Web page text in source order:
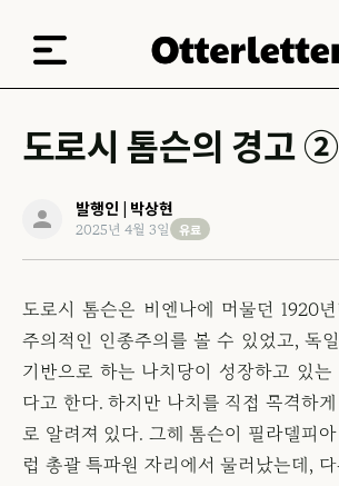
도로시 톰슨의 경고 ②
발행인 | 박상현
2025년 4월 3일 유료
도로시 톰슨은 비엔나에 머물던 1920
주의적인 인종주의를 볼 수 있었고, 독
기반으로 하는 나치당이 성장하고 있는
다고 한다. 하지만 나치를 직접 목격하게
로 알려져 있다. 그해 톰슨이 필라델피
럽 총괄 특파원 자리에서 물러났는데,